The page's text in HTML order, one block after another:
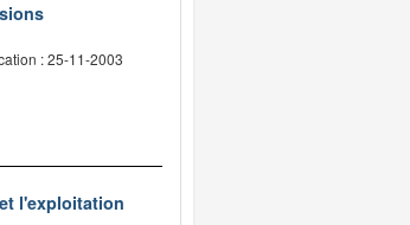
: 25-11-2003
l'exploitation